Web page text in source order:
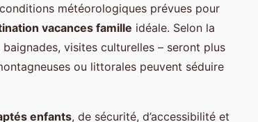
météorologiques prévues pour
vacances famille idéale. Selon la
baignades, visites culturelles – seront plus
ou littorales peuvent séduire
enfants, de sécurité, d’accessibilité et